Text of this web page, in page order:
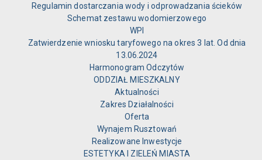
Regulamin dostarczania wody i odprowadzania ścieków
Schemat zestawu wodomierzowego
WPI
Zatwierdzenie wniosku taryfowego na okres 3 lat. Od dnia
13.06.2024
Harmonogram Odczytów
ODDZIAŁ MIESZKALNY
Aktualności
Zakres Działalności
Oferta
Wynajem Rusztowań
Realizowane Inwestycje
ESTETYKA I ZIELEŃ MIASTA